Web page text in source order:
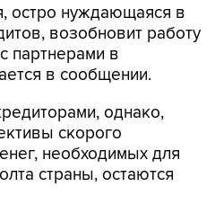
остро нуждающаяся в
возобновит работу
партнерами в
в сообщении.
однако,
скорого
необходимых для
страны, остаются